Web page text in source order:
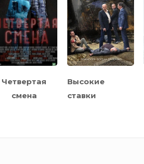
Четвертая
смена
Высокие
ставки